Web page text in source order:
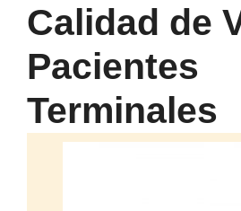
Calidad de
Pacientes
Terminales